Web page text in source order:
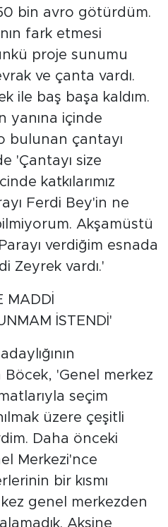
bin avro götürdüm.
fark etmesi
proje sunumu
ve çanta vardı.
ile baş başa kaldım.
yanına içinde
bulunan çantayı
'Çantayı size
katkılarımız
Ferdi Bey'in ne
Akşamüstü
verdiğim esnada
Zeyrek vardı.'
MADDİ
İSTENDİ'
Böcek, 'Genel merkez
seçim
üzere çeşitli
Daha önceki
Merkezi'nce
bir kısmı
kez genel merkezden
Aksine